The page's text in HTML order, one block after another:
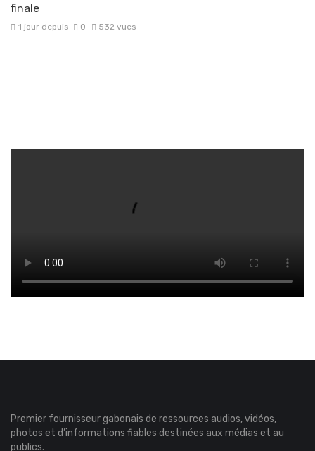
finale
1 jour depuis 0 532 vues
Premier fournisseur gabonais de ressources audios, vidéos,
photos et d’informations fiables destinées aux médias et au
publics.